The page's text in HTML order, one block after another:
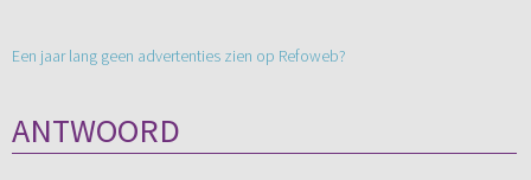
Een jaar lang geen advertenties zien op Refoweb?
ANTWOORD